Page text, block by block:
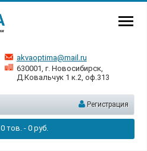
akvaoptima@mail.ru
630001, г. Новосибирск,
Д.Ковальчук 1 к.2, оф.313
Регистрация
0тов. - 0руб.